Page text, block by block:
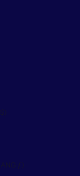
Saint-Christophe-et-Niévès (XCD $)
Saint-Martin (partie néerlandaise) (ANG ƒ)